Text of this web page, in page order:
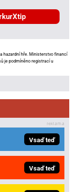
hazardní hře. Ministerstvo financí
je podmíněno registrací u
Vsaď teď
Vsaď teď